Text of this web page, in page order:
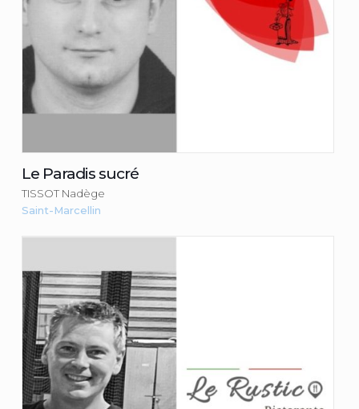
Le Paradis sucré
TISSOT Nadège
Saint-Marcellin
Le Rustic
CHASTENET Ludovic
Consulter la fiche du commerçant